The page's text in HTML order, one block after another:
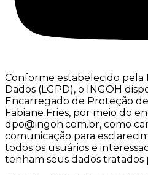
Conforme estabelecido pela
Dados (LGPD), o INGOH
Encarregado de Proteção de
Fabiane Fries, por meio do
dpo@ingoh.com.br, como
comunicação para
todos os usuários e
tenham seus dados tratados